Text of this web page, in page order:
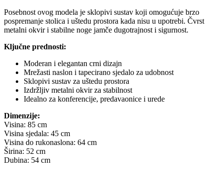
Posebnost ovog modela je sklopivi sustav koji omogućuje brzo
pospremanje stolica i uštedu prostora kada nisu u upotrebi. Čvrst
metalni okvir i stabilne noge jamče dugotrajnost i sigurnost.
Ključne prednosti:
Moderan i elegantan crni dizajn
Mrežasti naslon i tapecirano sjedalo za udobnost
Sklopivi sustav za uštedu prostora
Izdržljiv metalni okvir za stabilnost
Idealno za konferencije, predavaonice i urede
Dimenzije:
Visina: 85 cm
Visina sjedala: 45 cm
Visina do rukonaslona: 64 cm
Širina: 52 cm
Dubina: 54 cm